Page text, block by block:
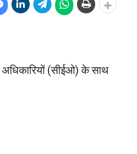
अधिकारियों (सीईओ) के साथ